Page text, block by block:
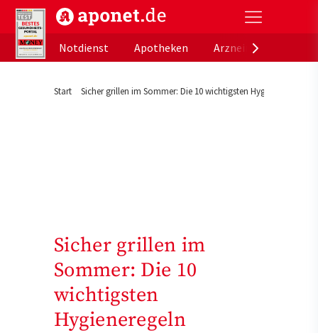
aponet.de - Das offizielle Gesundheitsportal der
Notdienst
Apotheken
Start Sicher grillen im Sommer: Die 10 wichtigsten Hygieneregeln
Sicher grillen im
Sommer: Die 10
wichtigsten
Hygieneregeln